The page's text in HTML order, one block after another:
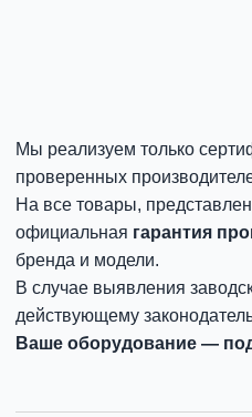
Мы реализуем только
проверенных
На все товары,
официальная гарантия
бренда и модели.
В случае выявления
действующему
Ваше оборудование —